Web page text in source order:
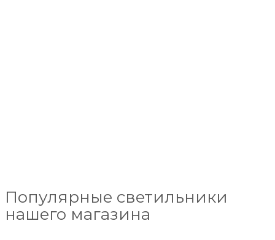
Популярные светильники
нашего магазина